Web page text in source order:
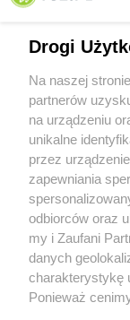
O FIRMIE
REKLAMA
Aktualności
Tcz24
Drogi
Na naszej
partnerów
na urządzeniu
unikalne
przez
zapewniania
odbiorców oraz
my i Zaufani
danych
charakterystykę
Ponieważ